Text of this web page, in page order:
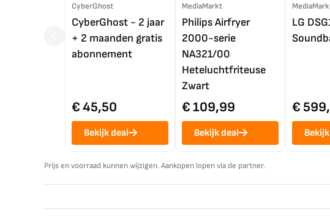
CyberGhost
CyberGhost - 2 jaar
+ 2 maanden gratis
abonnement
€ 45,50
Bekijk deal
MediaMarkt
Philips Airfryer
2000-serie
NA321/00
Heteluchtfriteuse
Zwart
€ 109,99
Bekijk deal
LG
€
Prijs en voorraad kunnen wijzigen. Aankopen lopen via de partner.